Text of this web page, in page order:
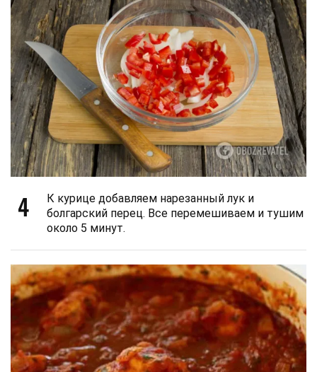
4
К курице добавляем нарезанный лук и
болгарский перец. Все перемешиваем и тушим
около 5 минут.